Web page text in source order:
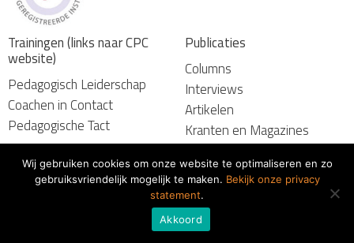
Trainingen (links naar CPC
website)
Pedagogisch Leiderschap
Coachen in Contact
Pedagogische Tact
Publicaties
Columns
Interviews
Artikelen
Kranten en Magazines
Algemene voorwaarden
Wij gebruiken cookies om onze website te optimaliseren en zo
gebruiksvriendelijk mogelijk te maken. Bekijk onze privacy
statement.
Akkoord